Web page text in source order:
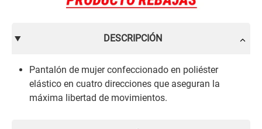
DESCRIPCIÓN
Pantalón de mujer confeccionado en poliéster
elástico en cuatro direcciones que aseguran la
máxima libertad de movimientos.